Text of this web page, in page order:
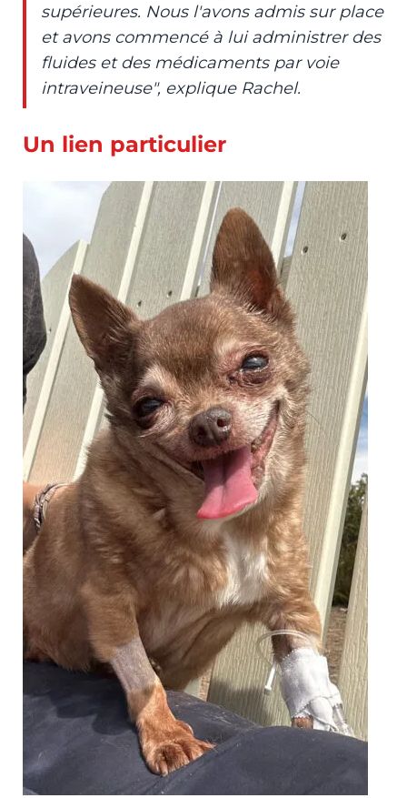
supérieures. Nous l'avons admis sur place
et avons commencé à lui administrer des
fluides et des médicaments par voie
intraveineuse", explique Rachel.
Un lien particulier